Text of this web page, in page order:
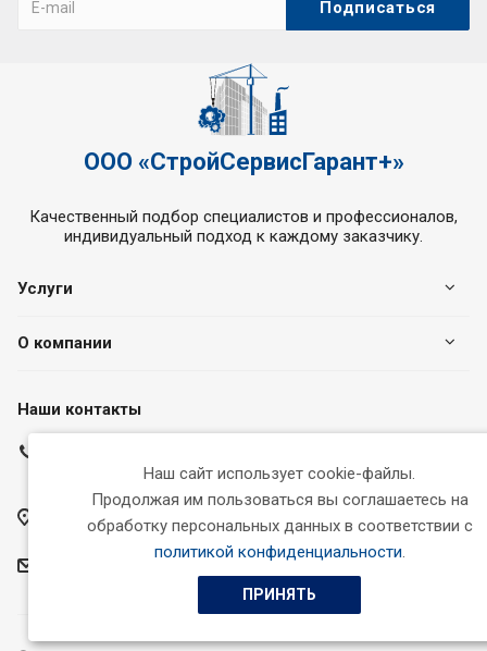
ООО «СтройСервисГарант+»
Качественный подбор специалистов и профессионалов,
индивидуальный подход к каждому заказчику.
Услуги
О компании
Наши контакты
Пн-Пт с 9:00 до 17:00
г. Брянск, пер. Канатный, д. 5, помещ. 104
Наш сайт использует cookie-файлы.
Продолжая им пользоваться вы соглашаетесь на
обработку персональных данных в соответствии с
политикой конфиденциальности.
ПРИНЯТЬ